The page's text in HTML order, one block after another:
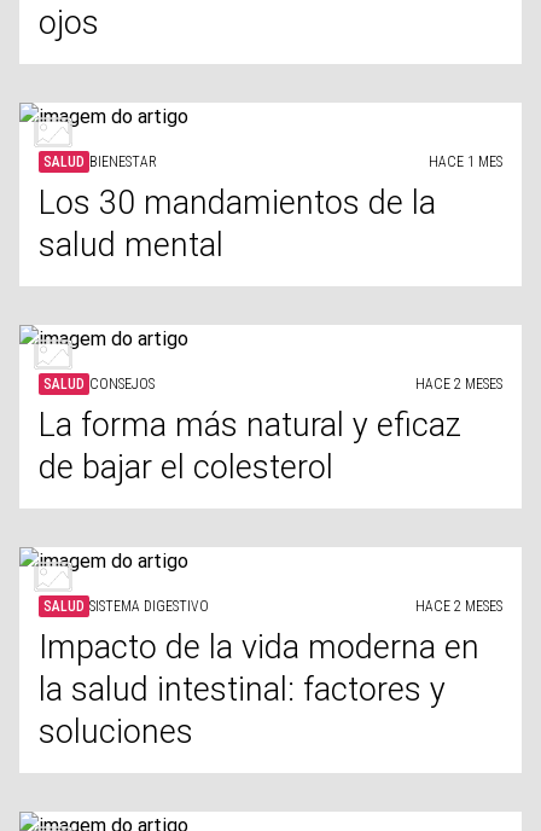
ojos
SALUD BIENESTAR HACE 1 MES
Los 30 mandamientos de la
salud mental
SALUD CONSEJOS HACE 2 MESES
La forma más natural y eficaz
de bajar el colesterol
SALUD SISTEMA DIGESTIVO HACE 2 MESES
Impacto de la vida moderna en
la salud intestinal: factores y
soluciones